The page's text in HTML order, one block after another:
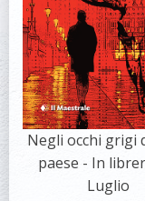
Negli occhi grigi
paese - In
Luglio